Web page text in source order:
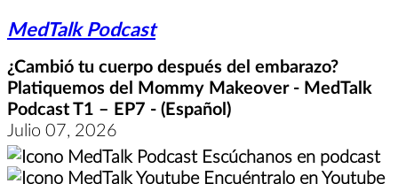
MedTalk Podcast
¿Cambió tu cuerpo después del embarazo?
Platiquemos del Mommy Makeover - MedTalk
Podcast T1 – EP7 - (Español)
Julio 07, 2026
Escúchanos en podcast
Encuéntralo en Youtube